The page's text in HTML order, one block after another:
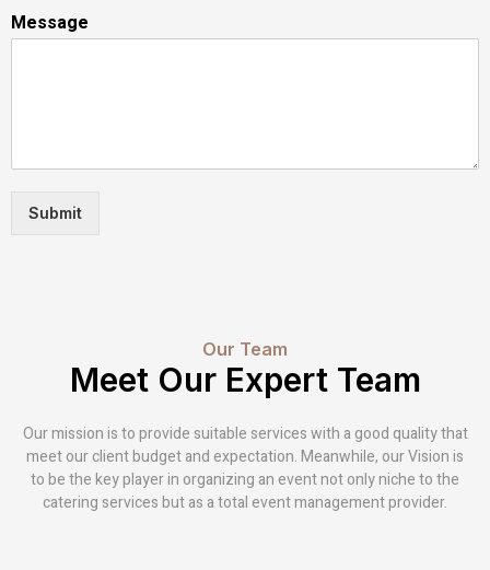
Message
Submit
Our Team
Meet Our Expert Team
Our mission is to provide suitable services with a good quality that
meet our client budget and expectation. Meanwhile, our Vision is
to be the key player in organizing an event not only niche to the
catering services but as a total event management provider.